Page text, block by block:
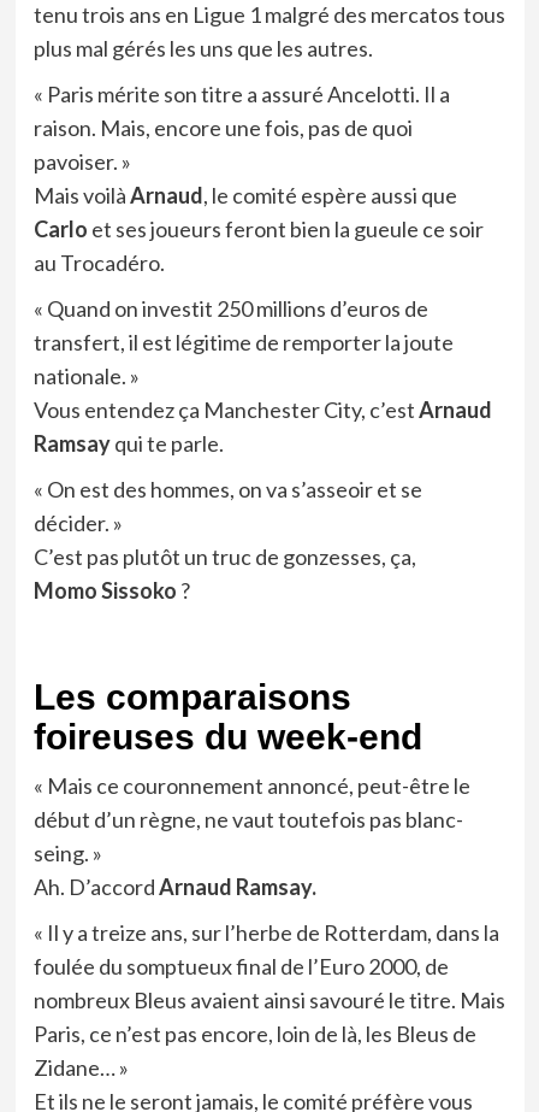
tenu trois ans en Ligue 1 malgré des mercatos tous
plus mal gérés les uns que les autres.
« Paris mérite son titre a assuré Ancelotti. Il a
raison. Mais, encore une fois, pas de quoi
pavoiser. »
Mais voilàArnaud, le comité espère aussi que
Carlo et ses joueurs feront bien la gueule ce soir
au Trocadéro.
« Quand on investit 250 millions d’euros de
transfert, il est légitime de remporter la joute
nationale. »
Vous entendez ça Manchester City, c’estArnaud
Ramsayqui te parle.
« On est des hommes, on va s’asseoir et se
décider. »
C’est pas plutôt un truc de gonzesses, ça,
Momo Sissoko ?
Les comparaisons
foireuses du week-end
« Mais ce couronnement annoncé, peut-être le
début d’un règne, ne vaut toutefois pas blanc-
seing. »
Ah. D’accordArnaud Ramsay.
« Il y a treize ans, sur l’herbe de Rotterdam, dans la
foulée du somptueux final de l’Euro 2000, de
nombreux Bleus avaient ainsi savouré le titre. Mais
Paris, ce n’est pas encore, loin de là, les Bleus de
Zidane… »
Et ils ne le seront jamais, le comité préfère vous